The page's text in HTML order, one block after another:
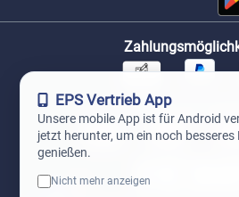
Unsere
EPS Vertrieb App
Unsere mobile App ist für Android
jetzt herunter, um ein noch
genießen.
Nicht mehr anzeigen